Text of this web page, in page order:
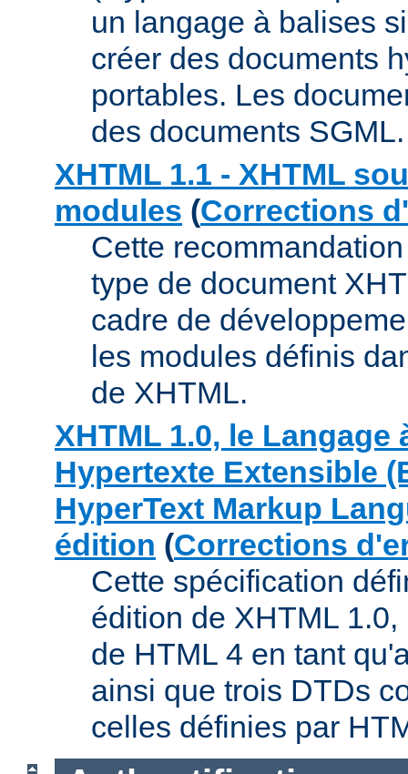
un langage à balises
créer des documents
portables. Les
des documents SGML.
XHTML 1.1 - XHTML
modules (Corrections
Cette
type de document
cadre de
les modules définis
de XHTML.
XHTML 1.0, le Langage
Hypertexte Extensible
HyperText Markup
édition (Corrections
Cette spécification
édition de XHTML
de HTML 4 en tant
ainsi que trois DTDs
celles définies par